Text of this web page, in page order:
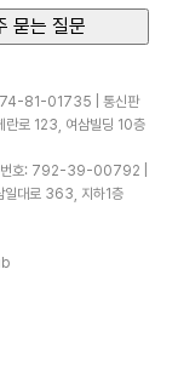
묻는 질문
774-81-01735 | 통신판
로 123, 여삼빌딩 10층
록번호: 792-39-00792 |
일대로 363, 지하1층